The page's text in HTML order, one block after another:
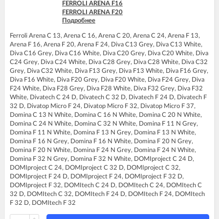
FERROLI DIVAtop micro F37
FERROLI DIVAtop micro LN C24
FERROLI DIVAtop micro LN F24
FERROLI DIVAtop micro LN F32
FERROLI DIVAtop ST C24
FERROLI DIVAtop ST C32
FERROLI DIVAtop ST F24
FERROLI DIVAtop ST F32
FERROLI DOMIcompact C24
FERROLI DOMIcompact C30
FERROLI DOMIcompact C30 D
FERROLI DOMIcompact F24
FERROLI DOMIcompact F24 B
FERROLI DOMIcompact F24 D
FERROLI DOMIcompact F30
FERROLI DOMIcompact F30 B
FERROLI DOMIcompact F30 D
FERROLI DOMINA C13 N
FERROLI DOMINA C16 N
FERROLI DOMINA C20 N
FERROLI DOMINA C24 N
FERROLI DOMINA C32 N
FERROLI ARENA F16
FERROLI ARENA F20
FERROLI ARENA F24
FERROLI DIVA C16
FERROLI DIVA C20
FERROLI DIVA C24
FERROLI DIVA C28
FERROLI DIVA C32
FERROLI DIVA F13
FERROLI DIVA F16
FERROLI DIVA F20
FERROLI DIVA F24
FERROLI DIVA F28
FERROLI DIVA F32
FERROLI DIVA F37
FERROLI DIVAproject F24
FERROLI DIVAtech C24 D
FERROLI DIVAtech C32 D
FERROLI DIVAtech F24 D
FERROLI DIVAtech F32 D
FERROLI DIVAtop C24
FERROLI DIVAtop C32
FERROLI DIVAtop F24
FERROLI DIVAtop F32
Подробнее
Ferroli Arena C 13, Arena C 16, Arena C 20, Arena C 24, Arena F 13,
Arena F 16, Arena F 20, Arena F 24, Diva C13 Grey, Diva C13 White,
Diva C16 Grey, Diva C16 White, Diva C20 Grey, Diva C20 White, Diva
C24 Grey, Diva C24 White, Diva C28 Grey, Diva C28 White, Diva C32
Grey, Diva C32 White, Diva F13 Grey, Diva F13 White, Diva F16 Grey,
Diva F16 White, Diva F20 Grey, Diva F20 White, Diva F24 Grey, Diva
F24 White, Diva F28 Grey, Diva F28 White, Diva F32 Grey, Diva F32
White, Divatech C 24 D, Divatech C 32 D, Divatech F 24 D, Divatech F
32 D, Divatop Micro F 24, Divatop Micro F 32, Divatop Micro F 37,
Domina C 13 N White, Domina C 16 N White, Domina C 20 N White,
Domina C 24 N White, Domina C 32 N White, Domina F 11 N Grey,
Domina F 11 N White, Domina F 13 N Grey, Domina F 13 N White,
Domina F 16 N Grey, Domina F 16 N White, Domina F 20 N Grey,
Domina F 20 N White, Domina F 24 N Grey, Domina F 24 N White,
Domina F 32 N Grey, Domina F 32 N White, DOMIproject C 24 D,
DOMIproject C 24, DOMIproject C 32 D, DOMIproject C 32,
DOMIproject F 24 D, DOMIproject F 24, DOMIproject F 32 D,
DOMIproject F 32, DOMItech C 24 D, DOMItech C 24, DOMItech C
32 D, DOMItech C 32, DOMItech F 24 D, DOMItech F 24, DOMItech
F 32 D, DOMItech F 32